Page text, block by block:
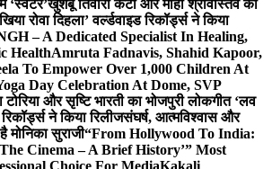
‘स्वेटर’खुशबू तिवारी केटी और माही श्रीवास्तव का
रोवा दिहला’ वर्ल्डवाइड रिकॉर्ड्स ने किया
– A Dedicated Specialist In Healing,
HealthAmruta Fadnavis, Shahid Kapoor,
To Empower Over 1,000 Children At
Day Celebration At Dome, SVP
टोरिया और सृष्टि भारती का भोजपुरी लोकगीत ‘लव
ने किया रिलीजसंघर्ष, आत्मविश्वास और
मोनिका सुराजी“From Hollywood To India:
Cinema – A Brief History’” Most
Choice For MediaKakali